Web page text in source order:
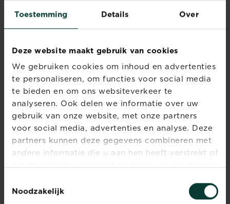
Toestemming Details Over
Deze website maakt gebruik van cookies
We gebruiken cookies om inhoud en advertenties
te personaliseren, om functies voor social media
te bieden en om ons websiteverkeer te
analyseren. Ook delen we informatie over uw
gebruik van onze website, met onze partners
voor social media, advertenties en analyse. Deze
partners kunnen deze gegevens combineren met
andere informatie die u aan hen heeft verstrekt of
die ze hebben verzameld op basis van uw gebruik
Noodzakelijk
WELKE PERIODE IS OPTIMAAL
VOOR GEBRUIK?
het best gebruikt worden van Februari
tot en met November. Het dragen van
tuinhandschoenen wordt aanbevolen bij
gebruik. Plant nooit bij vriesweer.